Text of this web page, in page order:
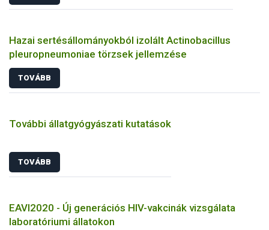
Hazai sertésállományokból izolált Actinobacillus
pleuropneumoniae törzsek jellemzése
TOVÁBB
További állatgyógyászati kutatások
TOVÁBB
EAVI2020 - Új generációs HIV-vakcinák vizsgálata
laboratóriumi állatokon